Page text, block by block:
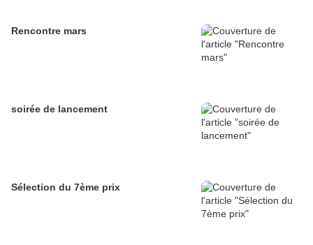
Rencontre mars
soirée de lancement
Sélection du 7ème prix